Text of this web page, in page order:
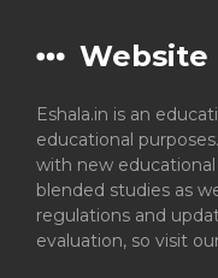
Website
Eshala.in is an
educational
with new
blended studies as
regulations and
evaluation, so visit